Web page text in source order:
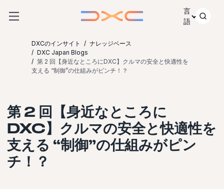
言
語
DXCのインサイト
ナレッジベース
DXC Japan Blogs
第 2 回【身近なところにDXC】クルマの安全と快適性を
支える “制御”の仕組みがピンチ！？
第 2 回【身近なところに
DXC】クルマの安全と快適性を
支える “制御”の仕組みがピン
チ！？